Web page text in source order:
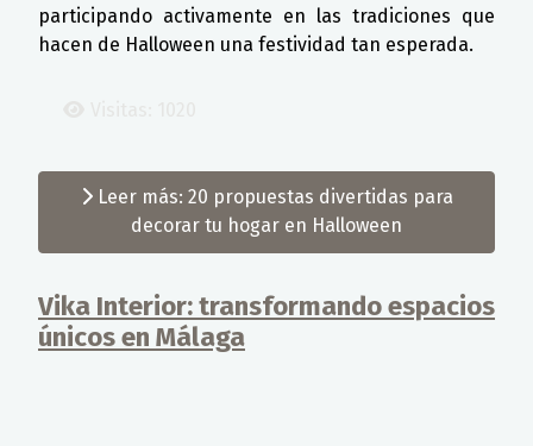
participando activamente en las tradiciones que
hacen de Halloween una festividad tan esperada.
Leer más: 20 propuestas divertidas para
decorar tu hogar en Halloween
Vika Interior: transformando espacios
únicos en Málaga